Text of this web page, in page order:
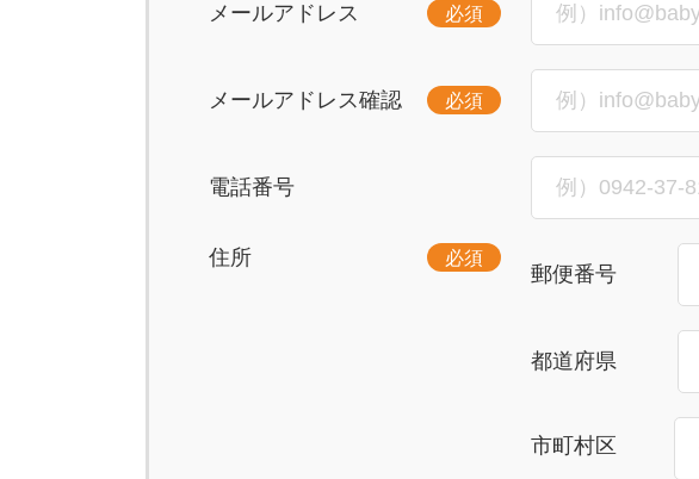
メールアドレス 必須
メールアドレス確認 必須
電話番号
住所 必須
郵便番号
都道府県
市町村区